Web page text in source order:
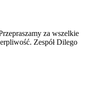
za wszelkie
Zespół Dilego